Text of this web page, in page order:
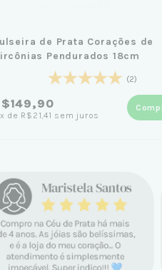
de Prata Corações de
Pendurados 18cm
(2)
x de R$21,41 sem juros